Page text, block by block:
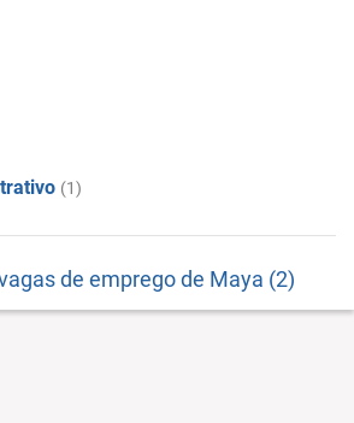
(1)
de emprego de Maya (2)